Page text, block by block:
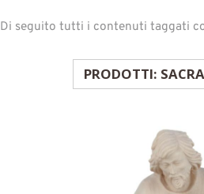
Di seguito tutti i contenuti taggati
PRODOTTI: